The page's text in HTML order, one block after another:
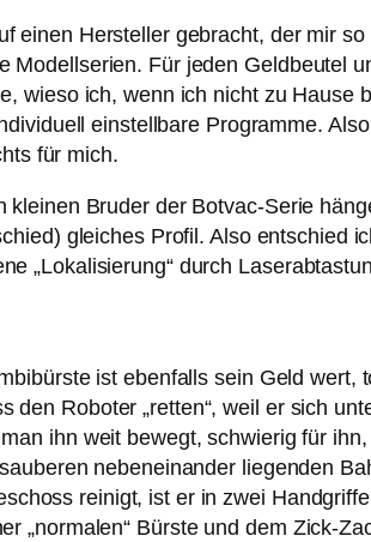
einen Hersteller gebracht, der mir
Für jeden Geldbeutel
wieso ich, wenn ich nicht zu
einstellbare Programme.
für mich.
Bruder der Botvac-Serie
gleiches Profil. Also entschied
„Lokalisierung“ durch
ist ebenfalls sein Geld
den Roboter „retten“, weil er sich
ihn weit bewegt, schwierig für
nebeneinander liegenden
reinigt, ist er in zwei
„normalen“ Bürste und dem Zick-